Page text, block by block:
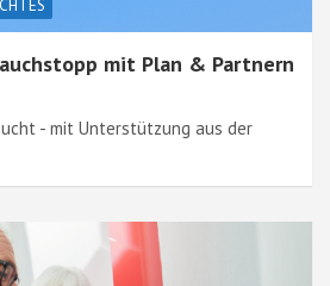
mit Plan & Partnern
- mit Unterstützung aus der